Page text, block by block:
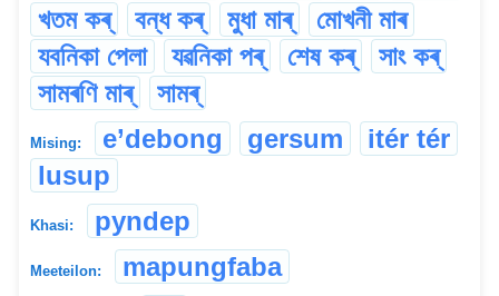
খতম কৰ্
বন্ধ কৰ্ মুধা মাৰ্
মোখনী মাৰ
যবনিকা পেলা
যৱনিকা পৰ্ শেষ কৰ্
সাং কৰ্
সামৰণি মাৰ্
সামৰ্
Mising: e’debong gersum
itér tér
lusup
Khasi: pyndep
Meeteilon: mapungfaba